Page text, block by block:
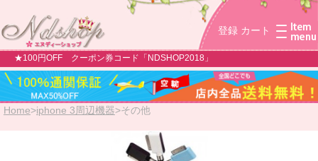
登録 カート
★100円OFF クーポン券コード「NDSHOP2018」
Home>iphone 3周辺機器>その他